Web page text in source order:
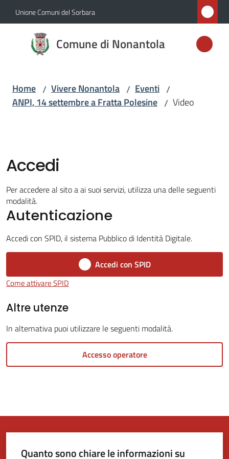
Vai al contenuto
Vai alla navigazione
Vai al footer
Unione Comuni del Sorbara
Comune di Nonantola
Comune di
Nonantola
Amministrazione
Vivere
Nonantola
Menu selezionato
gli
argomenti...
Home / Vivere Nonantola / Eventi /
ANPI, 14 settembre a Fratta Polesine / Video
Accedi
Per accedere al sito a ai suoi servizi, utilizza una delle seguenti
modalità.
Autenticazione
Accedi con SPID, il sistema Pubblico di Identità Digitale.
Accedi con SPID
Come attivare SPID
Altre utenze
In alternativa puoi utilizzare le seguenti modalità.
Accesso operatore
Quanto sono chiare le informazioni su